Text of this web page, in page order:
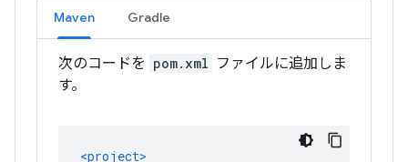
Maven Gradle
次のコードを pom.xml ファイルに追加しま
す。